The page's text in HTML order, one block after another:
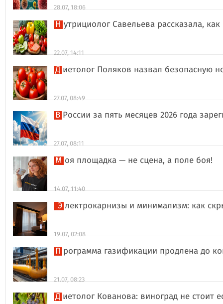
28.07, 18:06
Нутрициолог Савельева рассказала,
22.07, 14:11
Диетолог Поляков назвал безопасную
27.07, 08:49
В России за пять месяцев 2026 года
27.07, 08:11
Моя площадка — не сцена, а поле боя!
14.07, 11:40
Электрокарнизы и минимализм: как
19.07, 02:08
Программа газификации продлена до
21.07, 08:23
Диетолог Кованова: виноград не стоит